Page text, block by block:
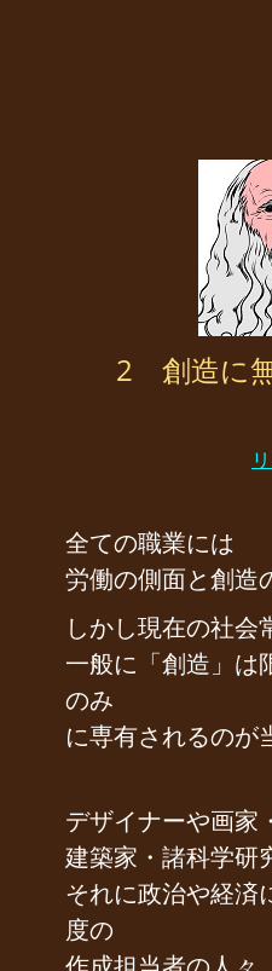
2 創造に
全ての職業には
労働の側面と創造
しかし現在の社会
一般に「創造」は
のみ
に専有されるのが
デザイナーや画家
建築家・諸科学研
それに政治や経済
度の